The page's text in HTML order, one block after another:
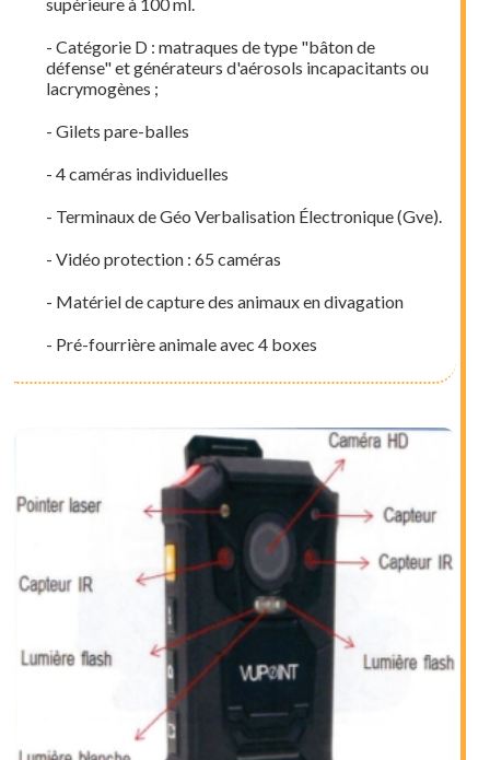
- Catégorie D : matraques de type "bâton de
défense" et générateurs d'aérosols incapacitants ou
lacrymogènes ;
- Gilets pare-balles
- 4 caméras individuelles
- Terminaux de Géo Verbalisation Électronique (Gve).
- Vidéo protection : 65 caméras
- Matériel de capture des animaux en divagation
- Pré-fourrière animale avec 4 boxes